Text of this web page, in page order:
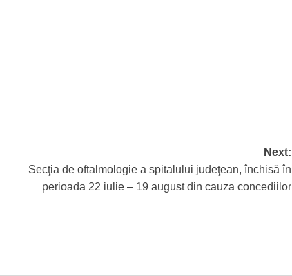
Next:
Secţia de oftalmologie a spitalului judeţean, închisă în
perioada 22 iulie – 19 august din cauza concediilor